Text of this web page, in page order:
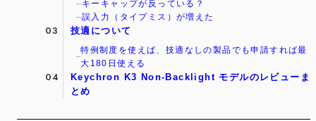
キーキャップが反っている？
誤入力（タイプミス）が増えた
技適について
特例制度を使えば、技適なしの製品でも申請すれば最
大180日使える
Keychron K3 Non-Backlight モデルのレビューま
とめ